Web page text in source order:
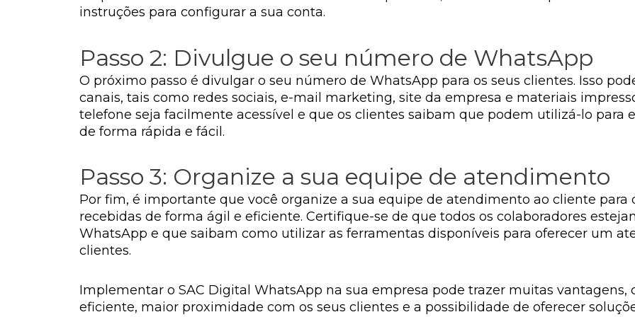
instruções para configurar a sua conta.
Passo 2: Divulgue o seu número de WhatsApp
O próximo passo é divulgar o seu número de WhatsApp para os seus clientes. Isso
canais, tais como redes sociais, e-mail marketing, site da empresa e materiais
telefone seja facilmente acessível e que os clientes saibam que podem utilizá-lo para
de forma rápida e fácil.
Passo 3: Organize a sua equipe de atendimento
Por fim, é importante que você organize a sua equipe de atendimento ao cliente para
recebidas de forma ágil e eficiente. Certifique-se de que todos os colaboradores
WhatsApp e que saibam como utilizar as ferramentas disponíveis para oferecer um
clientes.
Implementar o SAC Digital WhatsApp na sua empresa pode trazer muitas
eficiente, maior proximidade com os seus clientes e a possibilidade de oferecer